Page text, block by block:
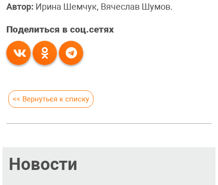
Автор: Ирина Шемчук, Вячеслав Шумов.
Поделиться в соц.сетях
<< Вернуться к списку
Новости